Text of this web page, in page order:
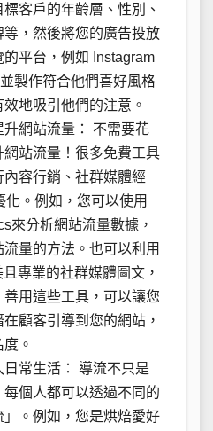
客戶的年齡層、性別、
，然後將您的廣告投放
平台，例如 Instagram
製作符合他們喜好風格
地吸引他們的注意。
網站流量： 不需要花
網站流量！很多免費工具
容行銷、社群媒體經
化。例如，您可以使用
來分析網站流量數據，
量的方法。也可以利用
專業的社群媒體圖文，
善用這些工具，可以讓您
顧客引導到您的網站，
。
常生活： 導流不只是
個人都可以透過不同的
」。例如，您是烘焙愛好